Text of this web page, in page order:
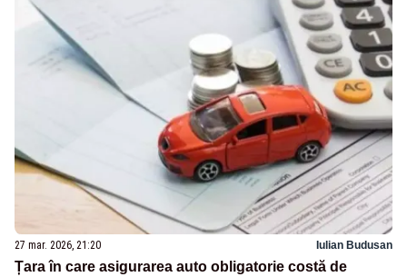
27 mar. 2026, 21:20 Iulian Budusan
Țara în care asigurarea auto obligatorie costă de